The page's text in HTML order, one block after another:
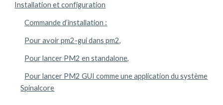
Installation et configuration
Commande d’installation :
Pour avoir pm2-gui dans pm2,
Pour lancer PM2 en standalone,
Pour lancer PM2 GUI comme une application du système
Spinalcore